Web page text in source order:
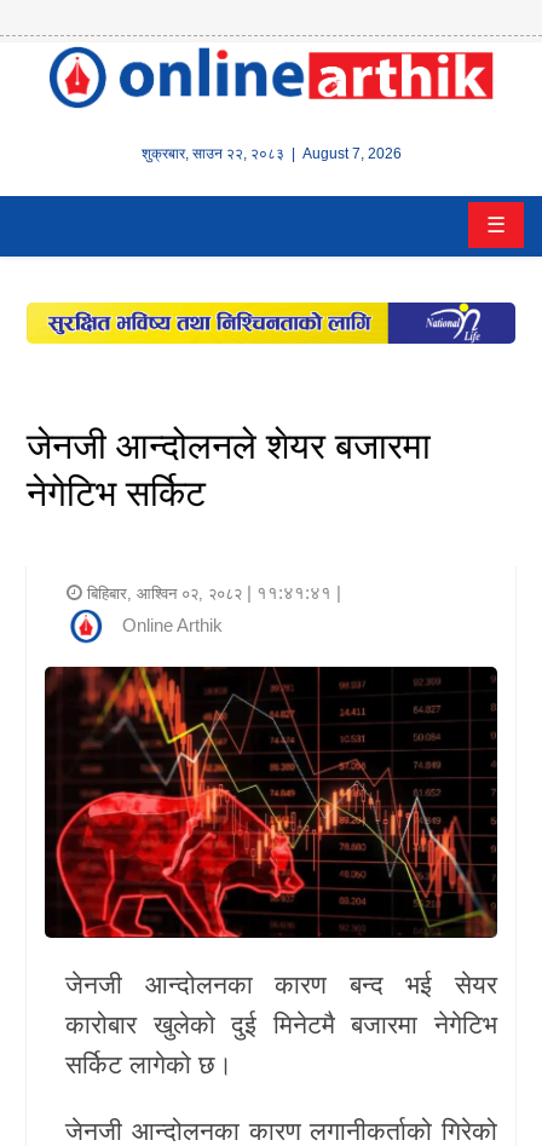
शुक्रबार, साउन २२, २०८३ | August 7, 2026
होम
वित्त
इन्स्योरेन्स
पूँजीबजार
अटो
राजनीति
भिडियो
समाचार
सूचना
शिक्षा
स्वास्थ्य
खेलकुद
☰
जेनजी आन्दोलनले शेयर बजारमा
नेगेटिभ सर्किट
बिहिबार, आश्विन ०२, २०८२ | ११:४१:४१ |
Online Arthik
जेनजी आन्दोलनका कारण बन्द भई सेयर
कारोबार खुलेको दुई मिनेटमै बजारमा नेगेटिभ
सर्किट लागेको छ।
जेनजी आन्दोलनका कारण लगानीकर्ताको गिरेको